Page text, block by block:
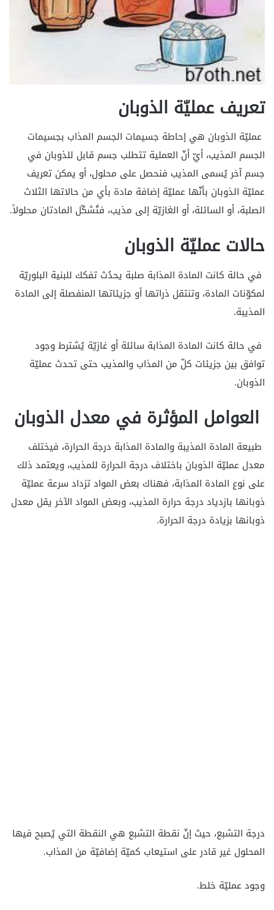
تعريف عمليّة الذوبان
عمليّة الذوبان هي إحاطة جسيمات الجسم المذاب بجسيمات
الجسم المذيب، أيّ أنّ العملية تتطلب جسم قابل للذوبان في
جسم آخر يُسمى المذيب فنحصل على محلول، أو يمكن تعريف
عمليّة الذوبان بأنّها عمليّة إضافة مادة بأي من حالاتها الثلاث
الصلبة، أو السائلة، أو الغازيّة إلى مذيب، فتُشكّل المادتان محلولاً.
حالات عمليّة الذوبان
في حالة كانت المادة المذابة صلبة يحدُث تفكك للبنية البلوريّة
لمكوّنات المادة، وتنتقل ذراتها أو جزيئاتها المنفصلة إلى المادة
المذيبة.
في حالة كانت المادة المذابة سائلة أو غازيّة يُشترط وجود
توافق بين جزيئات كلّ من المذاب والمذيب حتى تحدث عمليّة
الذوبان.
العوامل المؤثرة في معدل الذوبان
طبيعة المادة المذيبة والمادة المذابة درجة الحرارة، فيختلف
معدل عمليّة الذوبان باختلاف درجة الحرارة للمذيب، ويعتمد ذلك
على نوع المادة المذابة، فهناك بعض المواد تزداد سرعة عمليّة
ذوبانها بازدياد درجة حرارة المذيب، وبعض المواد الآخر يقل معدل
ذوبانها بزيادة درجة الحرارة.
درجة التشبع، حيث إنّ نقطة التشبع هي النقطة التي يُصبح فيها
المحلول غير قادر على استيعاب كميّة إضافيّة من المذاب.
وجود عمليّة خلط.